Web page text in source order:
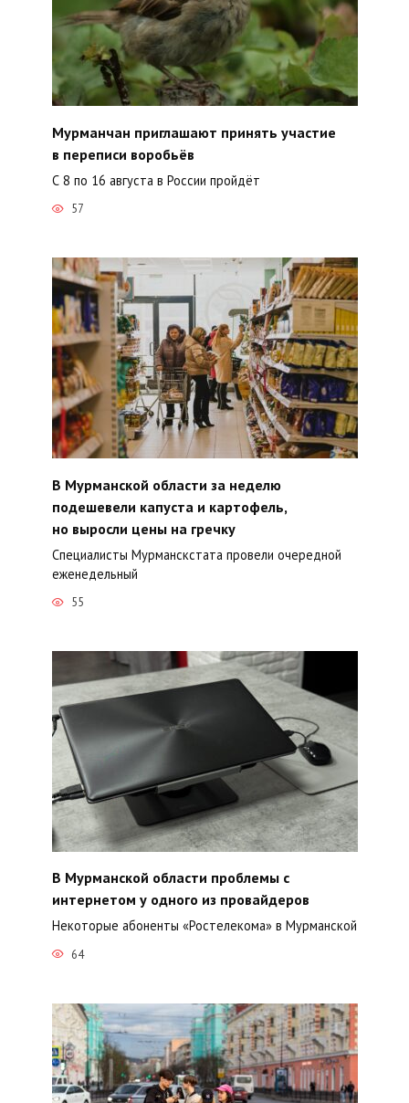
Мурманчан приглашают принять участие
в переписи воробьёв
С 8 по 16 августа в России пройдёт
57
В Мурманской области за неделю
подешевели капуста и картофель,
но выросли цены на гречку
Специалисты Мурманскстата провели очередной
еженедельный
55
В Мурманской области проблемы с
интернетом у одного из провайдеров
Некоторые абоненты «Ростелекома» в Мурманской
64